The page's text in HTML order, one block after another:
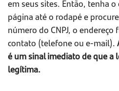
em seus sites. Então, tenha
página até o rodapé e
número do CNPJ, o endereço
contato (telefone ou e-mail).
é um sinal imediato de que a
legítima.